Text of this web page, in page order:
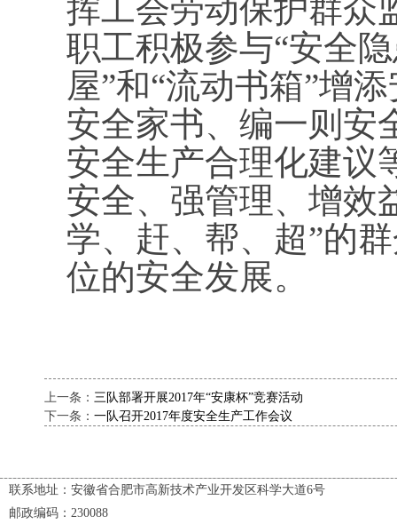
挥工会劳动保护群众
职工积极参与“安全
屋”和“流动书箱”增
安全家书、编一则安
安全生产合理化建议
安全、强管理、增效
学、赶、帮、超”的
位的安全发展。
上一条： 三队部署开展2017年“安康杯”竞赛活动
下一条： 一队召开2017年度安全生产工作会议
联系地址：安徽省合肥市高新技术产业开发区科学大道6号
邮政编码：230088